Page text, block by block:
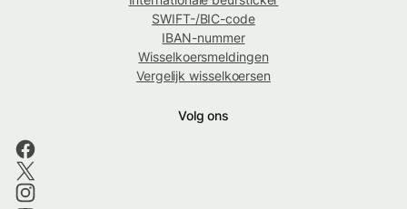
SWIFT-/BIC-code
IBAN-nummer
Wisselkoersmeldingen
Vergelijk wisselkoersen
Volg ons